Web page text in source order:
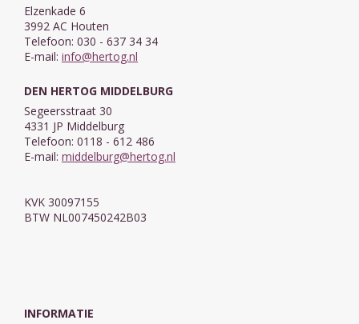
Elzenkade 6
3992 AC Houten
Telefoon: 030 - 637 34 34
E-mail: info@hertog.nl
DEN HERTOG MIDDELBURG
Segeersstraat 30
4331 JP Middelburg
Telefoon: 0118 - 612 486
E-mail: middelburg@hertog.nl
KVK 30097155
BTW NL007450242B03
INFORMATIE